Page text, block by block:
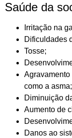
Saúde da
Irritação na
Dificuldades
Tosse;
como a asma;
Diminuição
Aumento de
Danos ao